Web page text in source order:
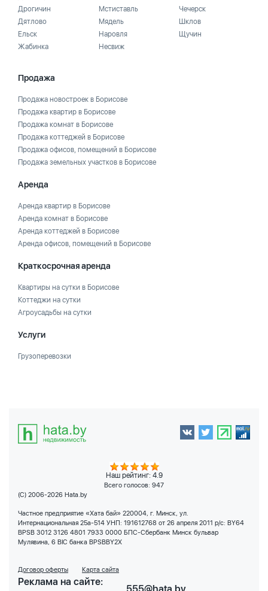
Дрогичин
Дятлово
Ельск
Жабинка
Мстиставль
Мядель
Наровля
Несвиж
Чечерск
Шклов
Щучин
Продажа
Продажа новостроек в Борисове
Продажа квартир в Борисове
Продажа комнат в Борисове
Продажа коттеджей в Борисове
Продажа офисов, помещений в Борисове
Продажа земельных участков в Борисове
Аренда
Аренда квартир в Борисове
Аренда комнат в Борисове
Аренда коттеджей в Борисове
Аренда офисов, помещений в Борисове
Краткосрочная аренда
Квартиры на сутки в Борисове
Коттеджи на сутки
Агроусадьбы на сутки
Услуги
Грузоперевозки
Наш рейтинг: 4.9
Всего голосов: 947
(C) 2006-2026 Hata.by
Частное предприятие «Хата бай» 220004, г. Минск, ул.
Интернациональная 25а-514 УНП: 191612768 от 26 апреля 2011 р/с: BY64
BPSB 3012 3126 4801 7933 0000 БПС-Сбербанк Минск бульвар
Мулявина, 6 BIC банка BPSBBY2X
Договор оферты Карта сайта
Реклама на сайте: